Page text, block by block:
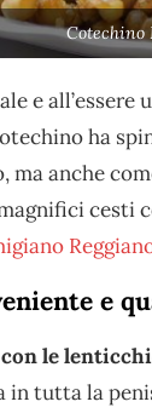
Cotechino
e
ha
ma anche
cesti
e
le
in tutta la